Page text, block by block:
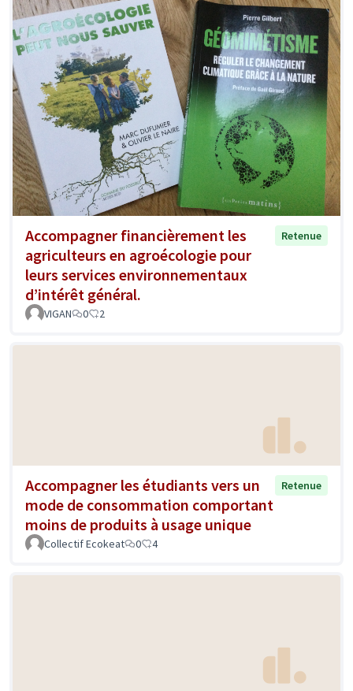
Accompagner financièrement les
agriculteurs en agroécologie pour
leurs services environnementaux
d’intérêt général.
Retenue
VIGAN 0 2
Accompagner les étudiants vers un
mode de consommation comportant
moins de produits à usage unique
Retenue
Collectif Ecokeat 0 4